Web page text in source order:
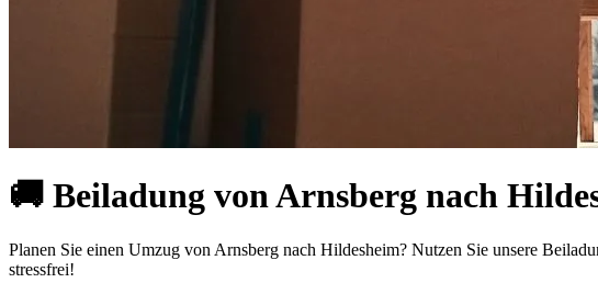
🚚 Beiladung von Arnsberg nach
Planen Sie einen Umzug von Arnsberg nach Hildesheim? Nutzen Sie unsere
stressfrei!